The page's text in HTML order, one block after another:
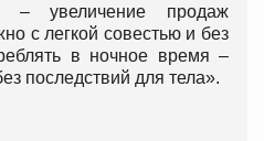
– увеличение продаж
с легкой совестью и без
в ночное время –
последствий для тела».